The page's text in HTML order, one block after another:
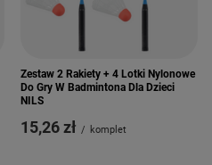
Zestaw 2 Rakiety + 4 Lotki Nylonowe
Do Gry W Badmintona Dla Dzieci
NILS
15,26 zł / komplet